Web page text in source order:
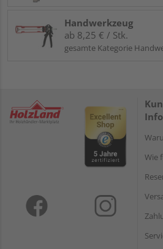
Handwerkzeug
ab 8,25 € / Stk.
gesamte Kategorie
Wie